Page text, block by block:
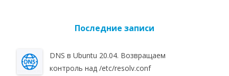
Последние записи
DNS в Ubuntu 20.04. Возвращаем
контроль над /etc/resolv.conf